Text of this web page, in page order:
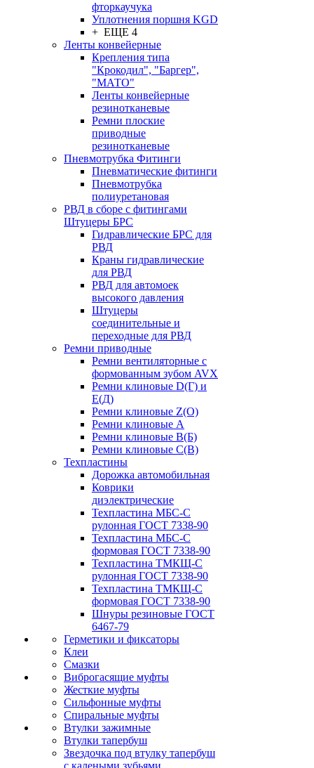
фторкаучука
Уплотнения поршня KGD
+ ЕЩЕ 4
Ленты конвейерные
Крепления типа
"Крокодил", "Баргер",
"МАТО"
Ленты конвейерные
резинотканевые
Ремни плоские
приводные
резинотканевые
Пневмотрубка Фитинги
Пневматические фитинги
Пневмотрубка
полиуретановая
РВД в сборе с фитингами
Штуцеры БРС
Гидравлические БРС для
РВД
Краны гидравлические
для РВД
РВД для автомоек
высокого давления
Штуцеры
соединительные и
переходные для РВД
Ремни приводные
Ремни вентиляторные с
формованным зубом AVX
Ремни клиновые D(Г) и
Е(Д)
Ремни клиновые Z(О)
Ремни клиновые А
Ремни клиновые В(Б)
Ремни клиновые С(В)
Техпластины
Дорожка автомобильная
Коврики
диэлектрические
Техпластина МБС-С
рулонная ГОСТ 7338-90
Техпластина МБС-С
формовая ГОСТ 7338-90
Техпластина ТМКЩ-С
рулонная ГОСТ 7338-90
Техпластина ТМКЩ-С
формовая ГОСТ 7338-90
Шнуры резиновые ГОСТ
6467-79
Герметики и фиксаторы
Клеи
Смазки
Виброгасящие муфты
Жесткие муфты
Сильфонные муфты
Спиральные муфты
Втулки зажимные
Втулки тапербуш
Звездочка под втулку тапербуш
c калеными зубьями